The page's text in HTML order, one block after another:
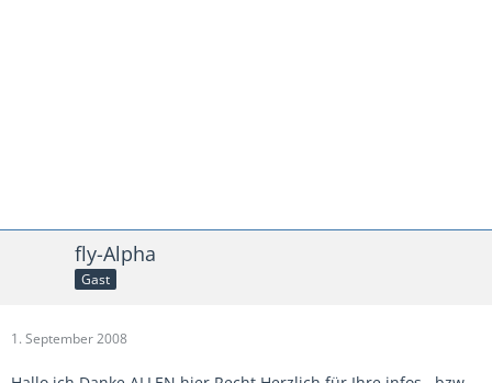
fly-Alpha
Gast
1. September 2008